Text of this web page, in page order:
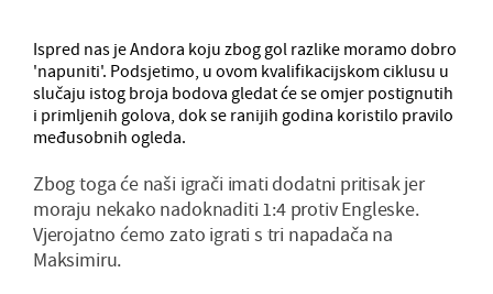
Ispred nas je Andora koju zbog gol razlike moramo dobro
'napuniti'. Podsjetimo, u ovom kvalifikacijskom ciklusu u
slučaju istog broja bodova gledat će se omjer postignutih
i primljenih golova, dok se ranijih godina koristilo pravilo
međusobnih ogleda.
Zbog toga će naši igrači imati dodatni pritisak jer
moraju nekako nadoknaditi 1:4 protiv Engleske.
Vjerojatno ćemo zato igrati s tri napadača na
Maksimiru.